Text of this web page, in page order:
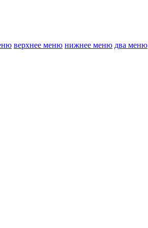
верхнее меню нижнее меню два меню